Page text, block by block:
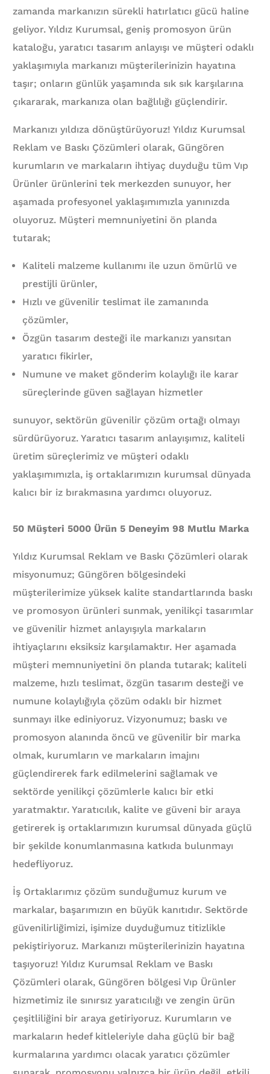
zamanda markanızın sürekli hatırlatıcı gücü haline
geliyor. Yıldız Kurumsal, geniş promosyon ürün
kataloğu, yaratıcı tasarım anlayışı ve müşteri odaklı
yaklaşımıyla markanızı müşterilerinizin hayatına
taşır; onların günlük yaşamında sık sık karşılarına
çıkararak, markanıza olan bağlılığı güçlendirir.
Markanızı yıldıza dönüştürüyoruz! Yıldız Kurumsal
Reklam ve Baskı Çözümleri olarak, Güngören
kurumların ve markaların ihtiyaç duyduğu tüm Vıp
Ürünler ürünlerini tek merkezden sunuyor, her
aşamada profesyonel yaklaşımımızla yanınızda
oluyoruz. Müşteri memnuniyetini ön planda
tutarak;
Kaliteli malzeme kullanımı ile uzun ömürlü ve
prestijli ürünler,
Hızlı ve güvenilir teslimat ile zamanında
çözümler,
Özgün tasarım desteği ile markanızı yansıtan
yaratıcı fikirler,
Numune ve maket gönderim kolaylığı ile karar
süreçlerinde güven sağlayan hizmetler
sunuyor, sektörün güvenilir çözüm ortağı olmayı
sürdürüyoruz. Yaratıcı tasarım anlayışımız, kaliteli
üretim süreçlerimiz ve müşteri odaklı
yaklaşımımızla, iş ortaklarımızın kurumsal dünyada
kalıcı bir iz bırakmasına yardımcı oluyoruz.
50 Müşteri 5000 Ürün 5 Deneyim 98 Mutlu Marka
Yıldız Kurumsal Reklam ve Baskı Çözümleri olarak
misyonumuz; Güngören bölgesindeki
müşterilerimize yüksek kalite standartlarında baskı
ve promosyon ürünleri sunmak, yenilikçi tasarımlar
ve güvenilir hizmet anlayışıyla markaların
ihtiyaçlarını eksiksiz karşılamaktır. Her aşamada
müşteri memnuniyetini ön planda tutarak; kaliteli
malzeme, hızlı teslimat, özgün tasarım desteği ve
numune kolaylığıyla çözüm odaklı bir hizmet
sunmayı ilke ediniyoruz. Vizyonumuz; baskı ve
promosyon alanında öncü ve güvenilir bir marka
olmak, kurumların ve markaların imajını
güçlendirerek fark edilmelerini sağlamak ve
sektörde yenilikçi çözümlerle kalıcı bir etki
yaratmaktır. Yaratıcılık, kalite ve güveni bir araya
getirerek iş ortaklarımızın kurumsal dünyada güçlü
bir şekilde konumlanmasına katkıda bulunmayı
hedefliyoruz.
İş Ortaklarımız çözüm sunduğumuz kurum ve
markalar, başarımızın en büyük kanıtıdır. Sektörde
güvenilirliğimizi, işimize duyduğumuz titizlikle
pekiştiriyoruz. Markanızı müşterilerinizin hayatına
taşıyoruz! Yıldız Kurumsal Reklam ve Baskı
Çözümleri olarak, Güngören bölgesi Vıp Ürünler
hizmetimiz ile sınırsız yaratıcılığı ve zengin ürün
çeşitliliğini bir araya getiriyoruz. Kurumların ve
markaların hedef kitleleriyle daha güçlü bir bağ
kurmalarına yardımcı olacak yaratıcı çözümler